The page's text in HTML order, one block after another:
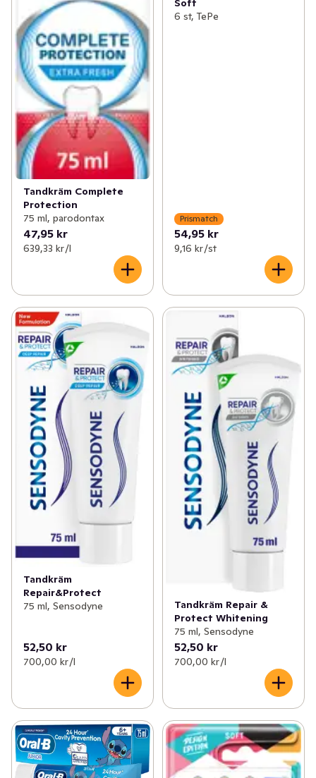
Tandkräm Complete
Protection
75 ml, parodontax
47,95 kr
639,33 kr /l
Soft
6 st, TePe
Prismatch
54,95 kr
9,16 kr /st
Tandkräm
Repair&Protect
75 ml, Sensodyne
52,50 kr
700,00 kr /l
Tandkräm Repair &
Protect Whitening
75 ml, Sensodyne
52,50 kr
700,00 kr /l